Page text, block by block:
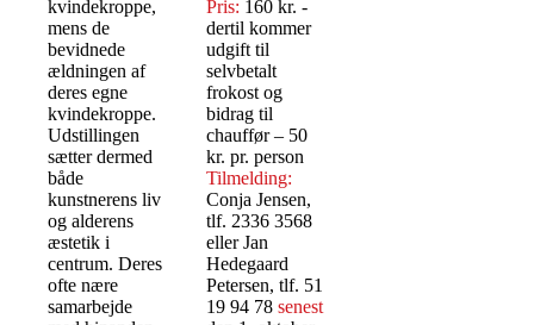
kvindekroppe,
mens de
bevidnede
ældningen af
deres egne
kvindekroppe.
Udstillingen
sætter dermed
både
kunstnerens liv
og alderens
æstetik i
centrum. Deres
ofte nære
samarbejde
Pris: 160 kr. -
dertil kommer
udgift til
selvbetalt
frokost og
bidrag til
chauffør – 50
kr. pr. person
Tilmelding:
Conja Jensen,
tlf. 2336 3568
eller Jan
Hedegaard
Petersen, tlf. 51
19 94 78senest